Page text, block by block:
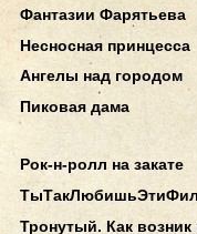
Фантазии Фарятьева
Несносная принцесса
Ангелы над городом
Пиковая дама
Рок-н-ролл на закате
Тронутый. Как возник